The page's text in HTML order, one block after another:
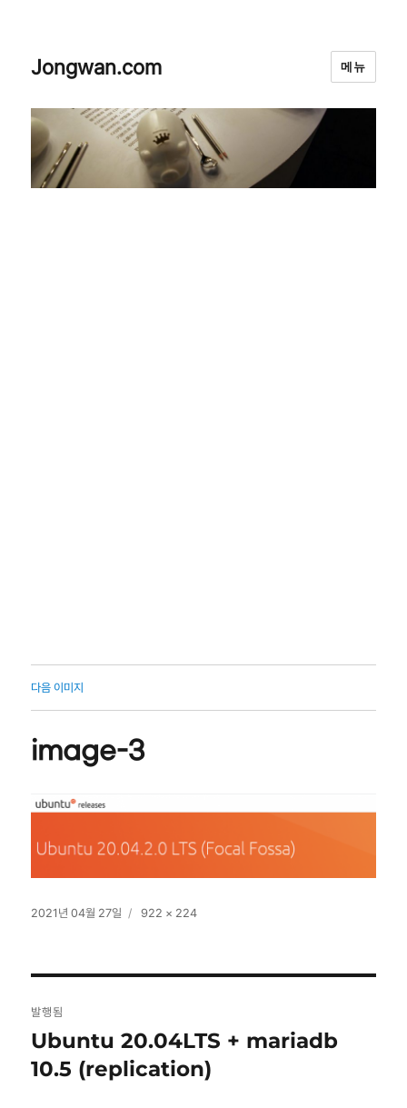
Jongwan.com 메뉴
다음 이미지
image-3
작
2021년 04월 27일
전
922 × 224
탐
색
발행됨
Ubuntu 20.04LTS + mariadb
10.5 (replication)